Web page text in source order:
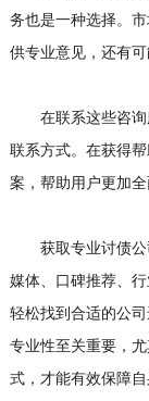
务也是一种选择。
供专业意见，还有可
在联系这些咨询
联系方式。在获得
案，帮助用户更加全
获取专业讨债公
媒体、口碑推荐、
轻松找到合适的公
专业性至关重要，
式，才能有效保障